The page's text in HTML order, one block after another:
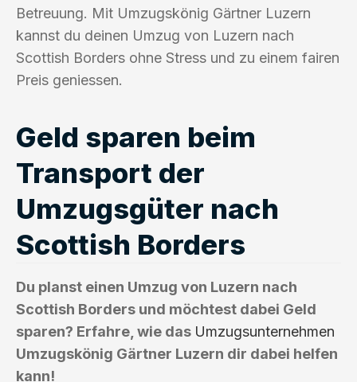
Betreuung. Mit Umzugskönig Gärtner Luzern
kannst du deinen Umzug von Luzern nach
Scottish Borders ohne Stress und zu einem fairen
Preis geniessen.
Geld sparen beim
Transport der
Umzugsgüter nach
Scottish Borders
Du planst einen Umzug von Luzern nach
Scottish Borders und möchtest dabei Geld
sparen? Erfahre, wie das Umzugsunternehmen
Umzugskönig Gärtner Luzern dir dabei helfen
kann!